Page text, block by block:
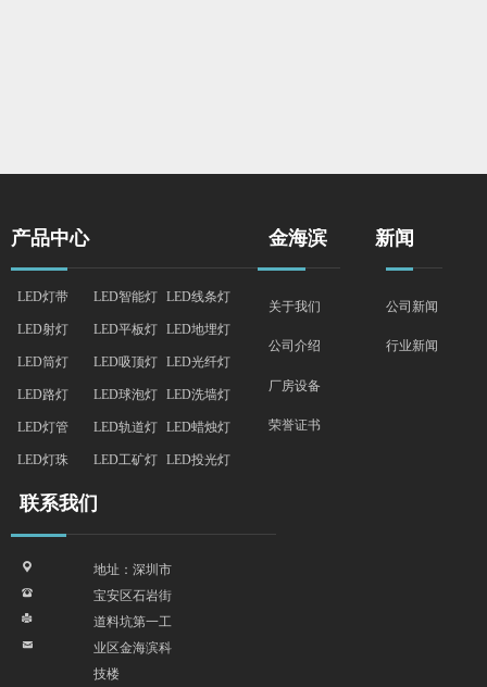
LED灯带
LED射灯
LED筒灯
LED路灯
LED灯管
LED灯珠
LED线条灯
LED地埋灯
LED光纤灯
LED洗墙灯
LED蜡烛灯
LED投光灯
LED智能灯
LED平板灯
LED吸顶灯
LED球泡灯
LED轨道灯
LED工矿灯
产品中心 金海滨
关于我们
公司介绍
厂房设备
荣誉证书
新闻
公司新闻
行业新闻
联系我们
地址：深圳市
宝安区石岩街
道料坑第一工
业区金海滨科
技楼
끇
뀰
넔
낂